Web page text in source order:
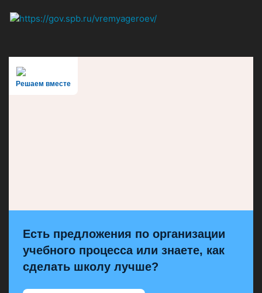
Решаем вместе
Есть предложения по организации
учебного процесса или знаете, как
сделать школу лучше?